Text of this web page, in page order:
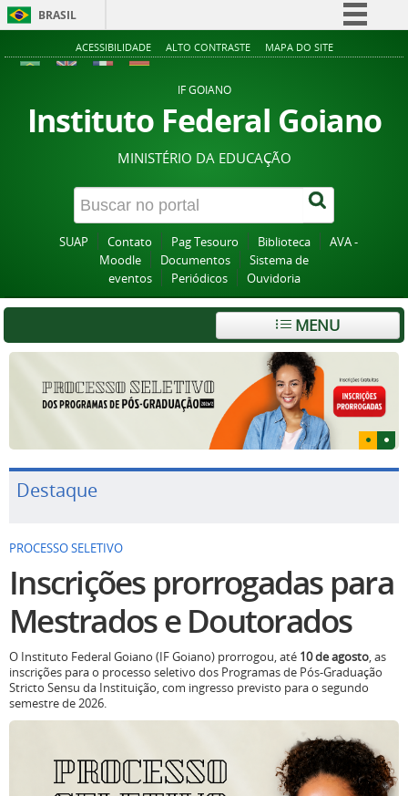
BRASIL
Simplifique!
Acesso à informação
Legislação
Canais
ACESSIBILIDADE ALTO CONTRASTE MAPA DO SITE
IF GOIANO
Instituto Federal Goiano
MINISTÉRIO DA EDUCAÇÃO
SUAP Contato Pag Tesouro Biblioteca
AVA -
Moodle
Documentos
Sistema de
eventos
Periódicos Ouvidoria
MENU
Destaque
PROCESSO SELETIVO
Inscrições prorrogadas para
Mestrados e Doutorados
O Instituto Federal Goiano (IF Goiano) prorrogou, até 10 de agosto, as
inscrições para o processo seletivo dos Programas de Pós-Graduação
Stricto Sensu da Instituição, com ingresso previsto para o segundo
semestre de 2026.